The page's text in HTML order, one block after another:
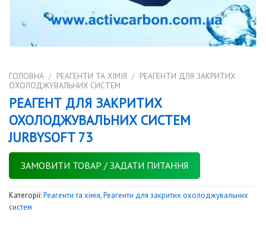
ГОЛОВНА / РЕАГЕНТИ ТА ХІМІЯ / РЕАГЕНТИ ДЛЯ ЗАКРИТИХ
ОХОЛОДЖУВАЛЬНИХ СИСТЕМ
РЕАГЕНТ ДЛЯ ЗАКРИТИХ
ОХОЛОДЖУВАЛЬНИХ СИСТЕМ
JURBYSOFT 73
ЗАМОВИТИ ТОВАР / ЗАДАТИ ПИТАННЯ
Категорії:Реагенти та хімія,Реагенти для закритих охолоджувальних
систем